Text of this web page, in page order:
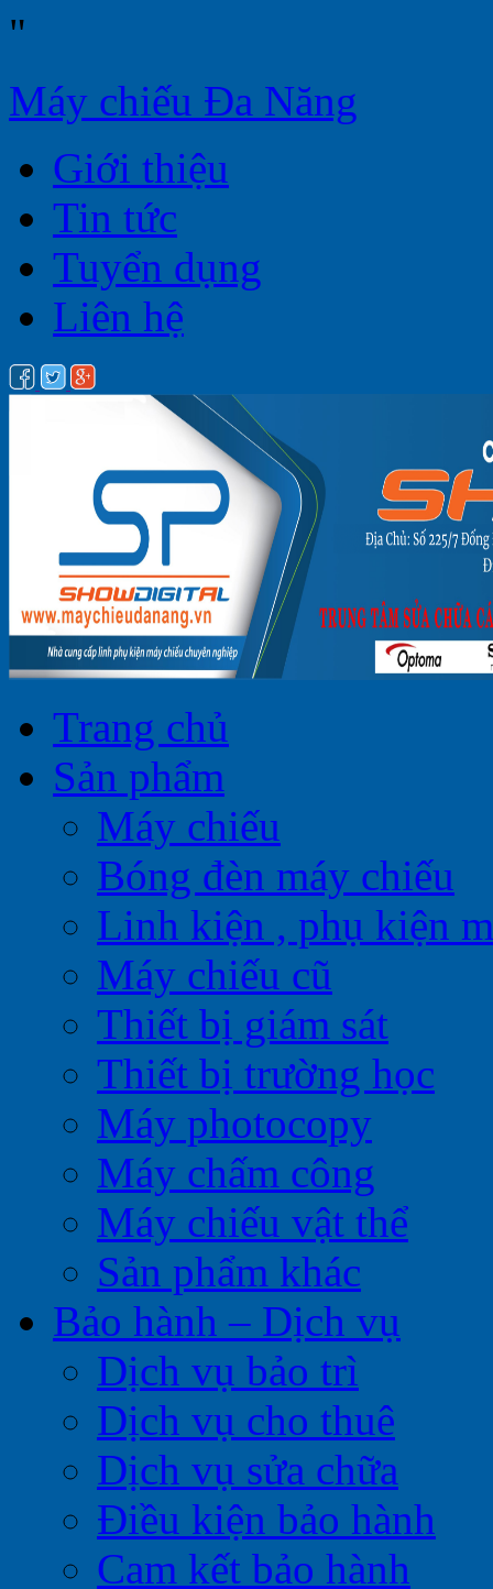
"
Máy chiếu Đa Năng
Giới thiệu
Tin tức
Tuyển dụng
Liên hệ
Trang chủ
Sản phẩm
Máy chiếu
Bóng đèn máy chiếu
Linh kiện , phụ kiện
Máy chiếu cũ
Thiết bị giám sát
Thiết bị trường học
Máy photocopy
Máy chấm công
Máy chiếu vật thể
Sản phẩm khác
Bảo hành – Dịch vụ
Dịch vụ bảo trì
Dịch vụ cho thuê
Dịch vụ sửa chữa
Điều kiện bảo hành
Cam kết bảo hành